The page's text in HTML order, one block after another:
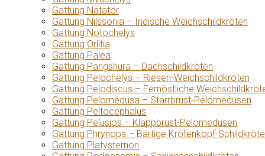
Gattung Natator
Gattung Nilssonia – Indische Weichschildkröten
Gattung Notochelys
Gattung Orlitia
Gattung Palea
Gattung Pangshura – Dachschildkröten
Gattung Pelochelys – Riesen-Weichschildkröten
Gattung Pelodiscus – Fernöstliche
Gattung Pelomedusa – Starrbrust-Pelomedusen
Gattung Peltocephalus
Gattung Pelusios – Klappbrust-Pelomedusen
Gattung Phrynops – Bärtige Krötenkopf-
Gattung Platysternon